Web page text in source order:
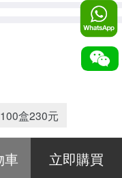
100盒230元